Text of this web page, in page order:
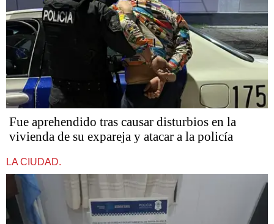
Fue aprehendido tras causar disturbios en la
vivienda de su expareja y atacar a la policía
LA CIUDAD.